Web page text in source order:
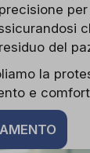
del
la
e